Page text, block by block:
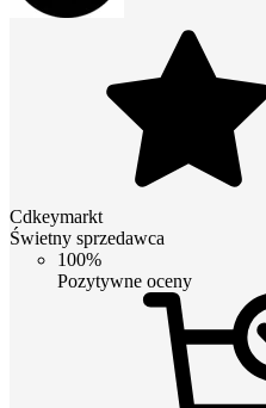
Cdkeymarkt
Świetny sprzedawca
100%
Pozytywne oceny